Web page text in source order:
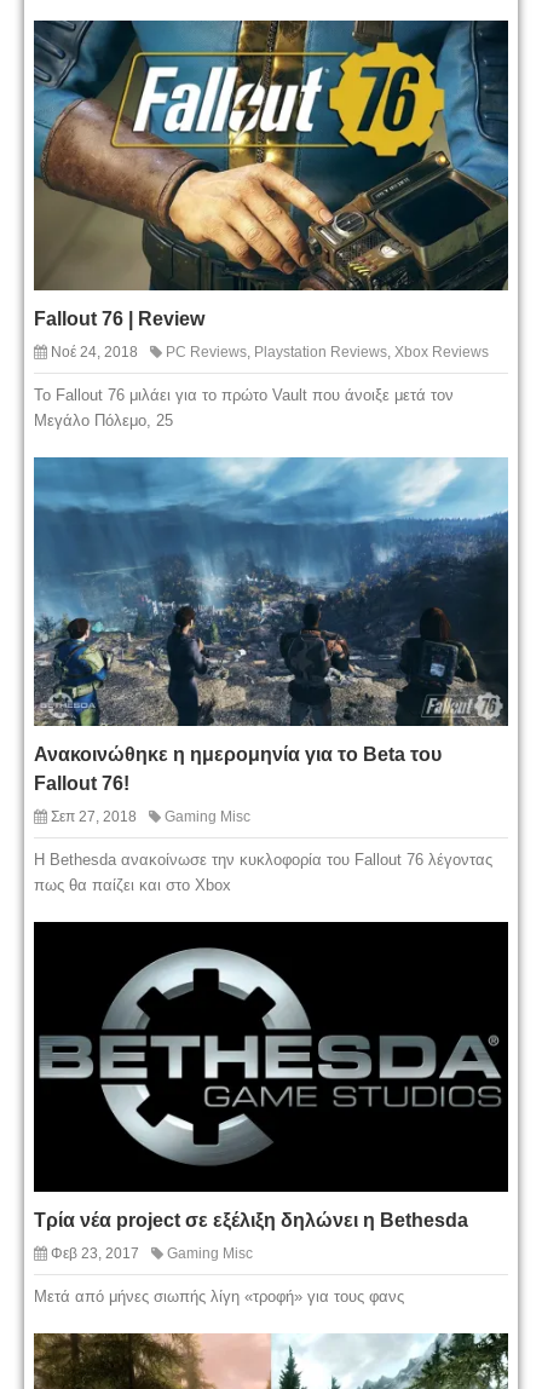
Fallout 76 | Review
Νοέ 24, 2018 PC Reviews Playstation Reviews Xbox Reviews
Το Fallout 76 μιλάει για το πρώτο Vault που άνοιξε μετά τον
Μεγάλο Πόλεμο, 25
Ανακοινώθηκε η ημερομηνία για το Beta του
Fallout 76!
Σεπ 27, 2018 Gaming Misc
Η Bethesda ανακοίνωσε την κυκλοφορία του Fallout 76 λέγοντας
πως θα παίζει και στο Xbox
Τρία νέα project σε εξέλιξη δηλώνει η Bethesda
Φεβ 23, 2017 Gaming Misc
Μετά από μήνες σιωπής λίγη «τροφή» για τους φανς